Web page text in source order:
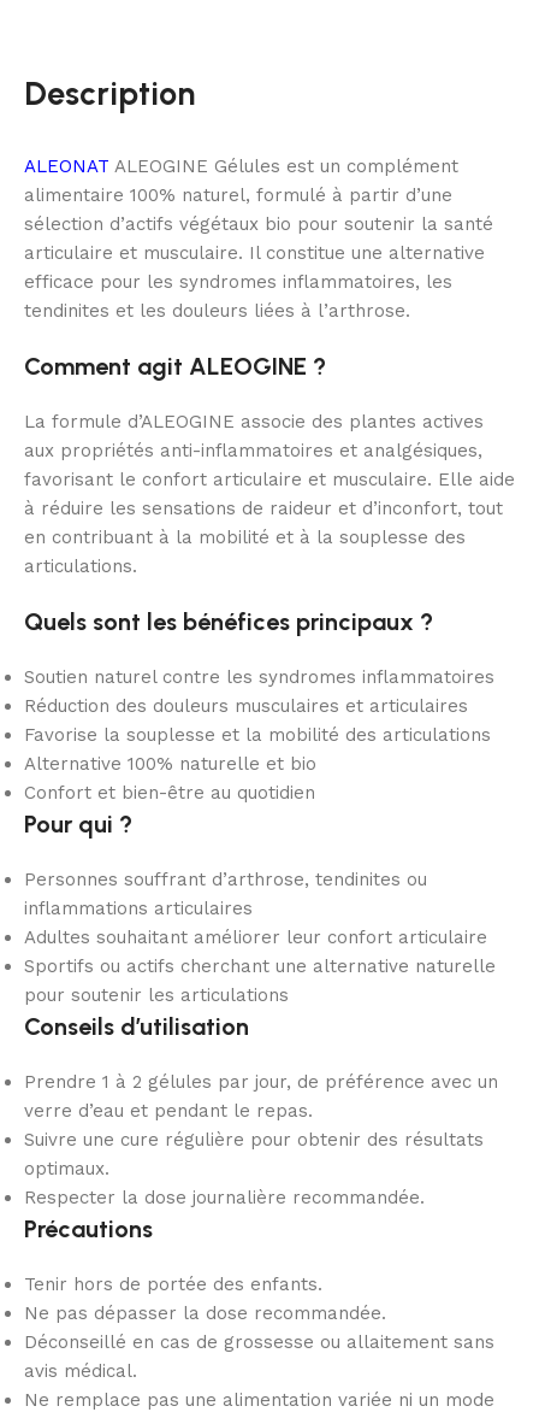
Description
ALEONAT ALEOGINE Gélules est un complément
alimentaire 100% naturel, formulé à partir d’une
sélection d’actifs végétaux bio pour soutenir la santé
articulaire et musculaire. Il constitue une alternative
efficace pour les syndromes inflammatoires, les
tendinites et les douleurs liées à l’arthrose.
Comment agit ALEOGINE ?
La formule d’ALEOGINE associe des plantes actives
aux propriétés anti-inflammatoires et analgésiques,
favorisant le confort articulaire et musculaire. Elle aide
à réduire les sensations de raideur et d’inconfort, tout
en contribuant à la mobilité et à la souplesse des
articulations.
Quels sont les bénéfices principaux ?
Soutien naturel contre les syndromes inflammatoires
Réduction des douleurs musculaires et articulaires
Favorise la souplesse et la mobilité des articulations
Alternative 100% naturelle et bio
Confort et bien-être au quotidien
Pour qui ?
Personnes souffrant d’arthrose, tendinites ou
inflammations articulaires
Adultes souhaitant améliorer leur confort articulaire
Sportifs ou actifs cherchant une alternative naturelle
pour soutenir les articulations
Conseils d’utilisation
Prendre 1 à 2 gélules par jour, de préférence avec un
verre d’eau et pendant le repas.
Suivre une cure régulière pour obtenir des résultats
optimaux.
Respecter la dose journalière recommandée.
Précautions
Tenir hors de portée des enfants.
Ne pas dépasser la dose recommandée.
Déconseillé en cas de grossesse ou allaitement sans
avis médical.
Ne remplace pas une alimentation variée ni un mode